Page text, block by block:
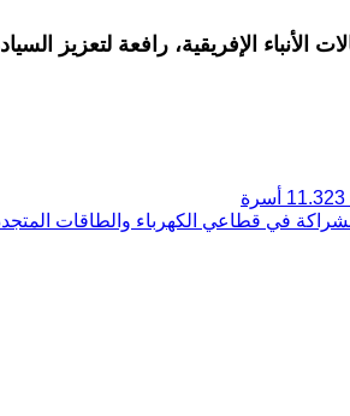
الإفريقية، رافعة لتعزيز
في قطاعي الكهرباء والطاقات